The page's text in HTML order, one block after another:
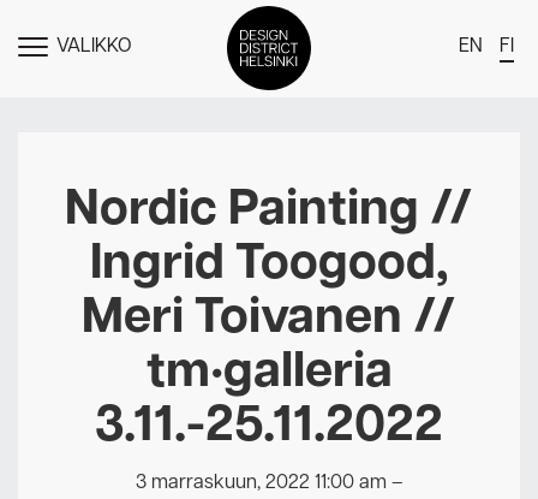
NÄYTÄVALIKKO EN FI
Jäsenet
Tapahtumat
Uutiset
Medialle
Meistä
Design District Helsingin jäsenyydestä
Nordic Painting //
Ingrid Toogood,
Meri Toivanen //
tm•galleria
3.11.-25.11.2022
3 marraskuun, 2022 11:00 am –